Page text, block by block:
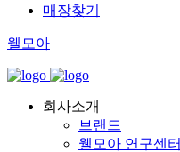
매장찾기
웰모아
회사소개
브랜드
웰모아 연구센터